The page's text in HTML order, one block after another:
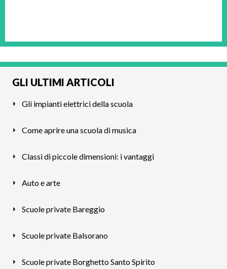
GLI ULTIMI ARTICOLI
Gli impianti elettrici della scuola
Come aprire una scuola di musica
Classi di piccole dimensioni: i vantaggi
Auto e arte
Scuole private Bareggio
Scuole private Balsorano
Scuole private Borghetto Santo Spirito